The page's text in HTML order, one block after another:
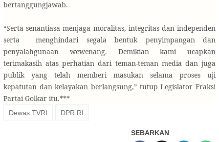
bertanggungjawab.
“Serta senantiasa menjaga moralitas, integritas dan independen
serta menghindari segala bentuk penyimpangan dan
penyalahgunaan wewenang. Demikian kami ucapkan
terimakasih atas perhatian dari teman-teman media dan juga
publik yang telah memberi masukan selama proses uji
kepatutan dan kelayakan berlangsung,” tutup Legislator Fraksi
Partai Golkar itu.***
Dewas TVRI DPR RI
SEBARKAN